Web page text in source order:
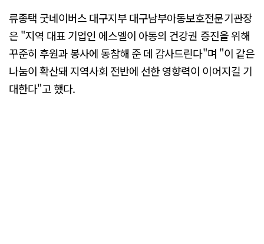
류종택 굿네이버스 대구지부 대구남부아동보호전문기관장
은 "지역 대표 기업인 에스엘이 아동의 건강권 증진을 위해
꾸준히 후원과 봉사에 동참해 준 데 감사드린다"며 "이 같은
나눔이 확산돼 지역사회 전반에 선한 영향력이 이어지길 기
대한다"고 했다.